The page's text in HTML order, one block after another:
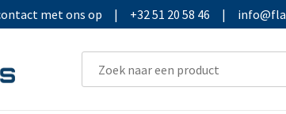
met ons op | +32 51 20 58 46 |